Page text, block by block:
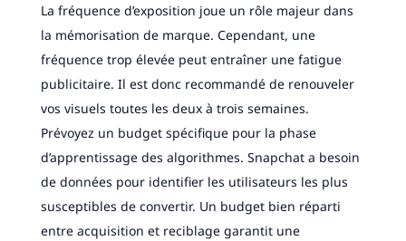
La fréquence d’exposition joue un rôle majeur dans
la mémorisation de marque. Cependant, une
fréquence trop élevée peut entraîner une fatigue
publicitaire. Il est donc recommandé de renouveler
vos visuels toutes les deux à trois semaines.
Prévoyez un budget spécifique pour la phase
d’apprentissage des algorithmes. Snapchat a besoin
de données pour identifier les utilisateurs les plus
susceptibles de convertir. Un budget bien réparti
entre acquisition et reciblage garantit une